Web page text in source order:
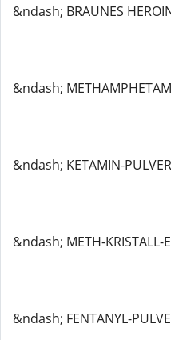
&ndash; BRAUNES
&ndash;
&ndash; KETAMIN-
&ndash; METH-KRISTALL-
&ndash; FENTANYL-